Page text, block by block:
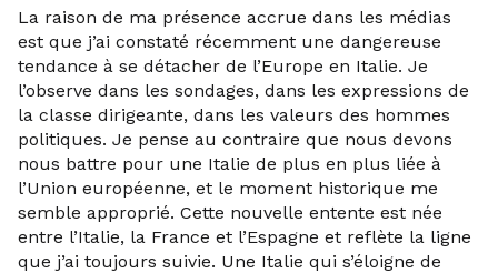
La raison de ma présence accrue dans les médias
est que j’ai constaté récemment une dangereuse
tendance à se détacher de l’Europe en Italie. Je
l’observe dans les sondages, dans les expressions de
la classe dirigeante, dans les valeurs des hommes
politiques. Je pense au contraire que nous devons
nous battre pour une Italie de plus en plus liée à
l’Union européenne, et le moment historique me
semble approprié. Cette nouvelle entente est née
entre l’Italie, la France et l’Espagne et reflète la ligne
que j’ai toujours suivie. Une Italie qui s’éloigne de